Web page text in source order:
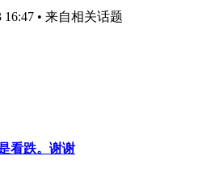
16:47 • 来自相关话题
看跌。谢谢